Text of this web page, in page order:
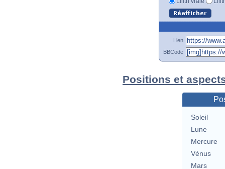
Lien
BBCode
Positions et
Soleil
Lune
Mercure
Vénus
Mars